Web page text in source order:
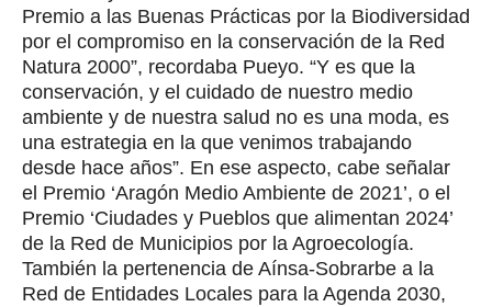
Premio a las Buenas Prácticas por la Biodiversidad
por el compromiso en la conservación de la Red
Natura 2000”, recordaba Pueyo. “Y es que la
conservación, y el cuidado de nuestro medio
ambiente y de nuestra salud no es una moda, es
una estrategia en la que venimos trabajando
desde hace años”. En ese aspecto, cabe señalar
el Premio ‘Aragón Medio Ambiente de 2021’, o el
Premio ‘Ciudades y Pueblos que alimentan 2024’
de la Red de Municipios por la Agroecología.
También la pertenencia de Aínsa-Sobrarbe a la
Red de Entidades Locales para la Agenda 2030,